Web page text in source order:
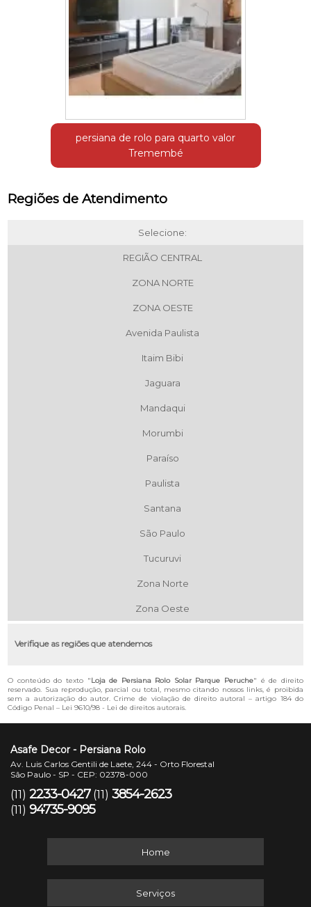
persiana de rolo para quarto valor
Tremembé
Regiões de Atendimento
Selecione:
REGIÃO CENTRAL
ZONA NORTE
ZONA OESTE
Avenida Paulista
Itaim Bibi
Jaguara
Mandaqui
Morumbi
Paraíso
Paulista
Santana
São Paulo
Tucuruvi
Zona Norte
Zona Oeste
Verifique as regiões que atendemos
O conteúdo do texto "Loja de Persiana Rolo Solar Parque Peruche" é de direito
reservado. Sua reprodução, parcial ou total, mesmo citando nossos links, é proibida
sem a autorização do autor. Crime de violação de direito autoral – artigo 184 do
Código Penal – Lei 9610/98 - Lei de direitos autorais
Asafe Decor - Persiana Rolo
Av. Luis Carlos Gentili de Laete, 244 - Orto Florestal
São Paulo - SP - CEP: 02378-000
(11) 2233-0427 (11) 3854-2623
(11) 94735-9095
Home
Serviços